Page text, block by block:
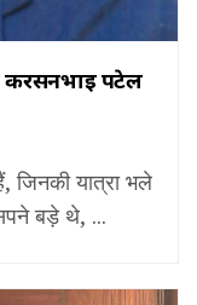
करसनभाई पटेल
जिनकी यात्रा भले
बड़े थे, ...